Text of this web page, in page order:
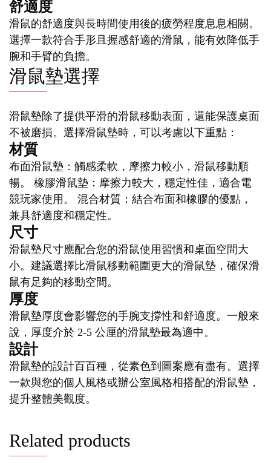
舒適度
滑鼠的舒適度與長時間使用後的疲勞程度息息相關。
選擇一款符合手形且握感舒適的滑鼠，能有效降低手
腕和手臂的負擔。
滑鼠墊選擇
滑鼠墊除了提供平滑的滑鼠移動表面，還能保護桌面
不被磨損。選擇滑鼠墊時，可以考慮以下重點：
材質
布面滑鼠墊：觸感柔軟，摩擦力較小，滑鼠移動順
暢。 橡膠滑鼠墊：摩擦力較大，穩定性佳，適合電
競玩家使用。 混合材質：結合布面和橡膠的優點，
兼具舒適度和穩定性。
尺寸
滑鼠墊尺寸應配合您的滑鼠使用習慣和桌面空間大
小。建議選擇比滑鼠移動範圍更大的滑鼠墊，確保滑
鼠有足夠的移動空間。
厚度
滑鼠墊厚度會影響您的手腕支撐性和舒適度。一般來
說，厚度介於 2-5 公厘的滑鼠墊最為適中。
設計
滑鼠墊的設計百百種，從素色到圖案應有盡有。選擇
一款與您的個人風格或辦公室風格相搭配的滑鼠墊，
提升整體美觀度。
Related products